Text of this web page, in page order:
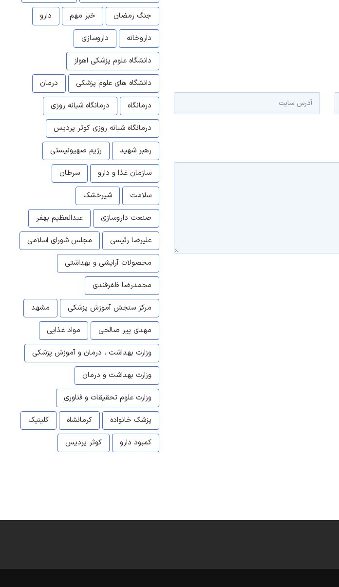
جنگ رمضان
خبر مهم
دارو
داروخانه
داروسازی
دانشگاه علوم پزشکی اهواز
دانشگاه های علوم پزشکی
درمان
درمانگاه
درمانگاه شبانه روزی
درمانگاه شبانه روزی کوثر پردیس
رهبر شهید
رژیم صهیونیستی
سازمان غذا و دارو
سرطان
سلامت
شیرخشک
صنعت داروسازی
عبدالعظیم بهفر
علیرضا رئیسی
مجلس شورای اسلامی
محصولات آرایشی و بهداشتی
محمدرضا ظفرقندی
مرکز سنجش آموزش پزشکی
مشهد
مهدی پیر صالحی
مواد غذایی
وزارت بهداشت ، درمان و آموزش پزشکی
وزارت بهداشت و درمان
وزارت علوم تحقیقات و فناوری
پزشک خانواده
کرمانشاه
کلینیک
کمبود دارو
کوثر پردیس